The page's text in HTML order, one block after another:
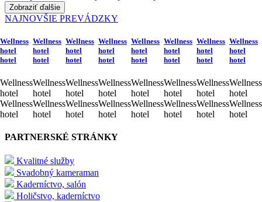
Zobraziť ďalšie
NAJNOVŠIE PREVÁDZKY
Wellness
hotel
hotel
Wellness
hotel
Wellness
hotel
Wellness
hotel
hotel
Wellness
hotel
Wellness
hotel
Wellness
hotel
hotel
Wellness
hotel
Wellness
hotel
Wellness
hotel
hotel
Wellness
hotel
Wellness
hotel
Wellness
hotel
hotel
Wellness
hotel
Wellness
hotel
Wellness
hotel
hotel
Wellness
hotel
Wellness
hotel
Wellness
hotel
hotel
Wellness
hotel
Wellness
hotel
Wellness
hotel
hotel
Wellness
hotel
Wellness
hotel
PARTNERSKÉ STRÁNKY
Kvalitné služby
Svadobný kameraman
Kaderníctvo, salón
Holičstvo, kaderníctvo